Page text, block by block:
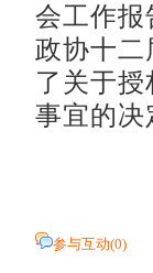
会工作报
政协十
了关于
事宜的决
参与互动(0)